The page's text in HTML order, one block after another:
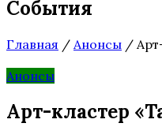
События
Главная / Анонсы /
Анонсы
Арт-кластер